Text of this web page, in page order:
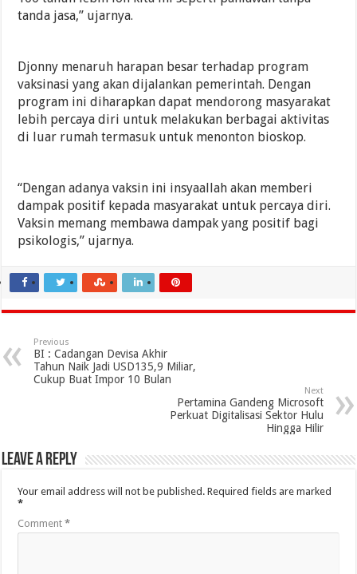
tanda jasa,” ujarnya.
Djonny menaruh harapan besar terhadap program
vaksinasi yang akan dijalankan pemerintah. Dengan
program ini diharapkan dapat mendorong masyarakat
lebih percaya diri untuk melakukan berbagai aktivitas
di luar rumah termasuk untuk menonton bioskop.
“Dengan adanya vaksin ini insyaallah akan memberi
dampak positif kepada masyarakat untuk percaya diri.
Vaksin memang membawa dampak yang positif bagi
psikologis,” ujarnya.
Previous
BI : Cadangan Devisa Akhir
Tahun Naik Jadi USD135,9 Miliar,
Cukup Buat Impor 10 Bulan
Next
Pertamina Gandeng Microsoft
Perkuat Digitalisasi Sektor Hulu
Hingga Hilir
Leave a Reply
Your email address will not be published. Required fields are marked
*
Comment*